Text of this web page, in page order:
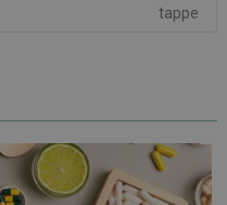
tappe